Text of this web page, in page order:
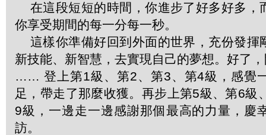
在這段短短的時間，你進步了好多好多，
你享受期間的每一分每一秒。
這樣你準備好回到外面的世界，充份發揮
新技能、新智慧，去實現自己的夢想。好了
…… 登上第1級、第2、第3、第4級，感覺
足，帶走了那麼收獲。再步上第5級、第6級
9級，一邊走一邊感謝那個最高的力量，慶
訪。